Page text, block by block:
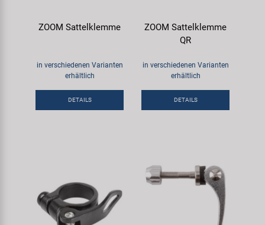
ZOOM Sattelklemme
in verschiedenen Varianten
erhältlich
DETAILS
ZOOM Sattelklemme
QR
in verschiedenen Varianten
erhältlich
DETAILS